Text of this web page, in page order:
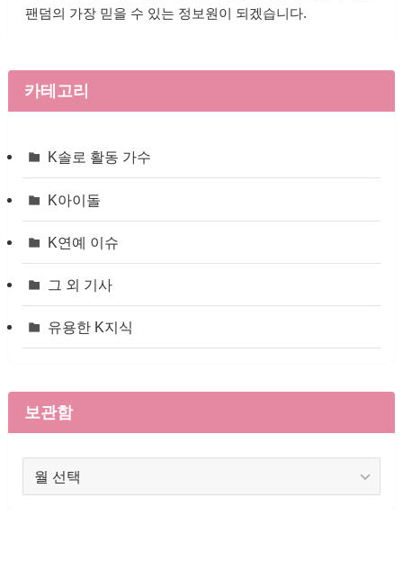
팬덤의 가장 믿을 수 있는 정보원이 되겠습니다.
카테고리
K솔로 활동 가수
K아이돌
K연예 이슈
그 외 기사
유용한 K지식
보관함